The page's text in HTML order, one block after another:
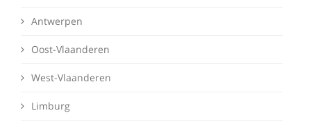
Antwerpen
Oost-Vlaanderen
West-Vlaanderen
Limburg